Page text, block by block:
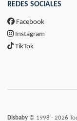
REDES SOCIALES
Facebook
Instagram
TikTok
Disbaby © 1998 - 2026